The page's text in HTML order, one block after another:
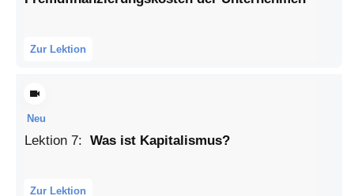
Zur Lektion
Neu
Lektion 7: Was ist Kapitalismus?
Zur Lektion